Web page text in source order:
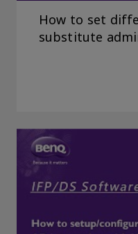
How to set
substitute